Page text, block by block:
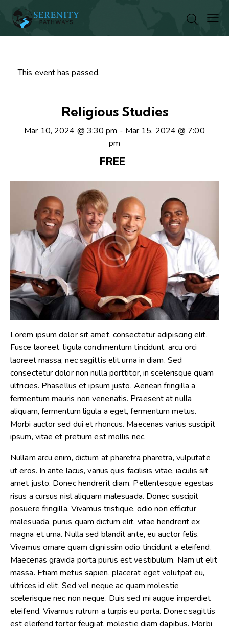
This event has passed.
Religious Studies
Mar 10, 2024 @ 3:30 pm - Mar 15, 2024 @ 7:00
pm
FREE
Lorem ipsum dolor sit amet, consectetur adipiscing elit.
Fusce laoreet, ligula condimentum tincidunt, arcu orci
laoreet massa, nec sagittis elit urna in diam. Sed
consectetur dolor non nulla porttitor, in scelerisque quam
ultricies. Phasellus et ipsum justo. Aenean fringilla a
fermentum mauris non venenatis. Praesent at nulla
aliquam, fermentum ligula a eget, fermentum metus.
Morbi auctor sed dui et rhoncus. Maecenas varius suscipit
ipsum, vitae et pretium est mollis nec.
Nullam arcu enim, dictum at pharetra pharetra, vulputate
ut eros. In ante lacus, varius quis facilisis vitae, iaculis sit
amet justo. Donec hendrerit diam. Pellentesque egestas
risus a cursus nisl aliquam malesuada. Donec suscipit
posuere fringilla. Vivamus tristique, odio non efficitur
malesuada, purus quam dictum elit, vitae hendrerit ex
magna et urna. Nulla sed blandit ante, eu auctor felis.
Vivamus ornare quam dignissim odio tincidunt a eleifend.
Maecenas gravida porta purus est vestibulum. Nam ut elit
massa. Etiam metus sapien, placerat eget volutpat eu,
ultrices id elit. Sed vel neque ac quam molestie
scelerisque nec non neque. Duis sed mi augue imperdiet
eleifend. Vivamus rutrum a turpis eu porta. Donec sagittis
est eleifend tortor feugiat, molestie diam dapibus. Morbi